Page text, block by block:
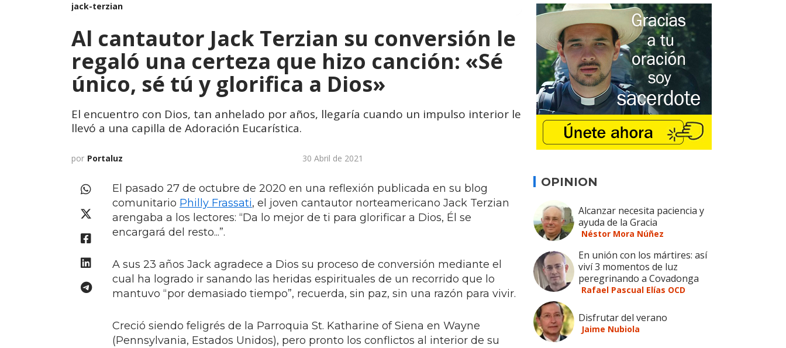
jack-terzian
Al cantautor Jack Terzian su conversión le
regaló una certeza que hizo canción: «Sé
único, sé tú y glorifica a Dios»
El encuentro con Dios, tan anhelado por años, llegaría cuando un impulso interior le
llevó a una capilla de Adoración Eucarística.
por Portaluz 30 Abril de 2021
El pasado 27 de octubre de 2020 en una reflexión publicada en su blog
comunitario Philly Frassati, el joven cantautor norteamericano Jack Terzian
arengaba a los lectores: “Da lo mejor de ti para glorificar a Dios, Él se
encargará del resto...”.
A sus 23 años Jack agradece a Dios su proceso de conversión mediante el
cual ha logrado ir sanando las heridas espirituales de un recorrido que lo
mantuvo “por demasiado tiempo”, recuerda, sin paz, sin una razón para vivir.
Creció siendo feligrés de la Parroquia St. Katharine of Siena en Wayne
(Pennsylvania, Estados Unidos), pero pronto los conflictos al interior de su
OPINION
Alcanzar necesita paciencia y
ayuda de la Gracia
Néstor Mora Núñez
En unión con los mártires: así
viví 3 momentos de luz
peregrinando a Covadonga
Rafael Pascual Elías OCD
Disfrutar del verano
Jaime Nubiola